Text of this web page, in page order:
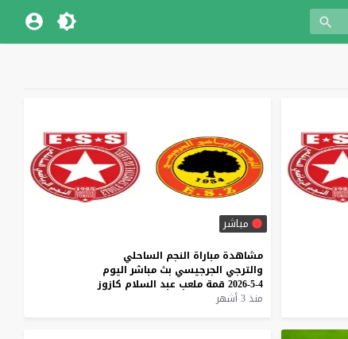
مباشر
مشاهدة مباراة النجم الساحلي
والترجي الجرجيسي بث مباشر اليوم
4-5-2026
قمة ملعب عبد السلام كازوز
منذ 3 أشهر